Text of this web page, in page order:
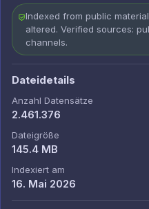
Indexed from public
altered. Verified sources:
channels.
Dateidetails
Anzahl Datensätze
2.461.376
Dateigröße
145.4 MB
Indexiert am
16. Mai 2026